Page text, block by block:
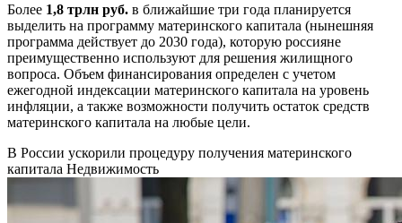
Более 1,8 трлн руб. в ближайшие три года планируется
выделить на программу материнского капитала (нынешняя
программа действует до 2030 года), которую россияне
преимущественно используют для решения жилищного
вопроса. Объем финансирования определен с учетом
ежегодной индексации материнского капитала на уровень
инфляции, а также возможности получить остаток средств
материнского капитала на любые цели.
В России ускорили процедуру получения материнского
капитала Недвижимость